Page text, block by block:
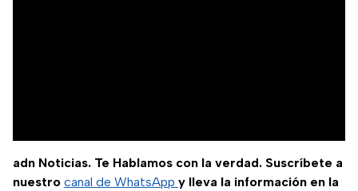
adn Noticias. Te Hablamos con la verdad. Suscríbete a
nuestro canal de WhatsApp y lleva la información en la